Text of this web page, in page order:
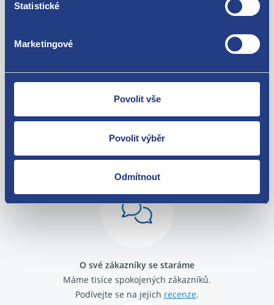
Statistické
Marketingové
Povolit vše
Povolit výběr
Odmítnout
Nejste spokojeni? Vyřešíme to!
O své zákazníky se staráme
Máme tisíce spokojených zákazníků.
Podívejte se na jejich recenze.